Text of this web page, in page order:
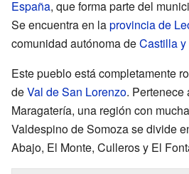
España, que forma parte del
Se encuentra en laprovincia de
comunidad autónoma deCastilla y
Este pueblo está completamente
deVal de San Lorenzo. Pertenece
Maragatería, una región con
Valdespino de Somoza se divide
Abajo, El Monte, Culleros y El